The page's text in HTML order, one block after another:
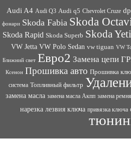
Audi A4 Audi Q3 Audi q5 Chevrolet Cruze
фонари Skoda Fabia Skoda
Skoda Rapid Skoda Superb Skoda Yeti
VW Jetta VW Polo Sedan vw tiguan VW
Ближний свет Евро2 Замена цепи
Ксенон Прошивка авто Прошивка
система Топливный фильтр
замена масла замена масла Акпп замена
нарезка лезвия ключа привязка ключа